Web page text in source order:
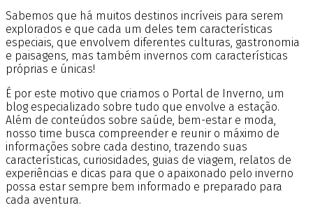
Sabemos que há muitos destinos incríveis para serem
explorados e que cada um deles tem características
especiais, que envolvem diferentes culturas, gastronomia
e paisagens, mas também invernos com características
próprias e únicas!
É por este motivo que criamos o Portal de Inverno, um
blog especializado sobre tudo que envolve a estação.
Além de conteúdos sobre saúde, bem-estar e moda,
nosso time busca compreender e reunir o máximo de
informações sobre cada destino, trazendo suas
características, curiosidades, guias de viagem, relatos de
experiências e dicas para que o apaixonado pelo inverno
possa estar sempre bem informado e preparado para
cada aventura.